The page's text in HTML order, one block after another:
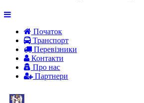
Початок
Транспорт
Перевiзники
Контакти
Про нас
Партнери